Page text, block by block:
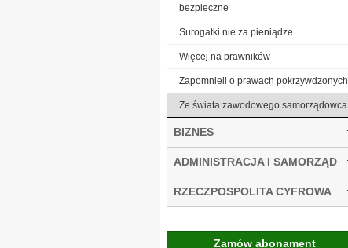
bezpieczne
Surogatki nie za pieniądze
Więcej na prawników
Zapomnieli o prawach pokrzywdzonych
Ze świata zawodowego samorządowca
BIZNES
ADMINISTRACJA I SAMORZĄD
RZECZPOSPOLITA CYFROWA
Zamów abonament